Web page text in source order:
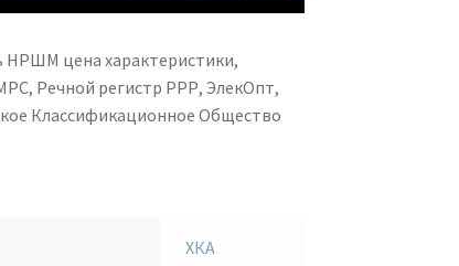
НРШМ цена характеристики,
Речной регистр РРР, ЭлекОпт,
Классификационное Общество
ХКА